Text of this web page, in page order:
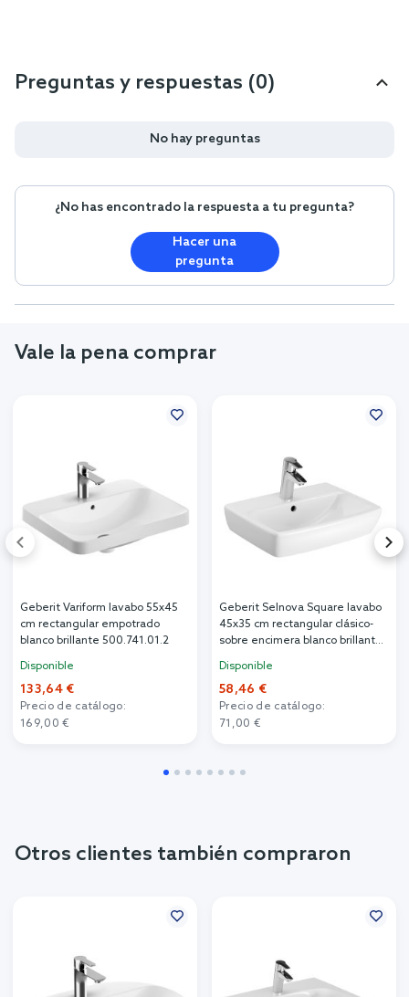
Preguntas y respuestas (0)
No hay preguntas
¿No has encontrado la respuesta a tu pregunta?
Hacer una
pregunta
Vale la pena comprar
Geberit Variform lavabo 55x45
cm rectangular empotrado
blanco brillante 500.741.01.2
Disponible
133,64 €
Precio de catálogo:
169,00 €
Geberit Selnova Square lavabo
45x35 cm rectangular clásico-
sobre encimera blanco brillante
Disponible
58,46 €
Precio de catálogo:
71,00 €
Otros clientes también compraron